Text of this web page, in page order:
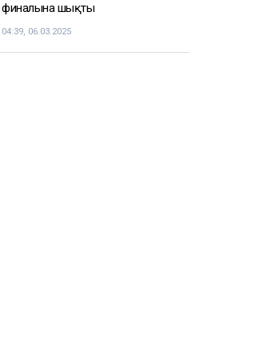
финалына шықты
04:39, 06.03.2025